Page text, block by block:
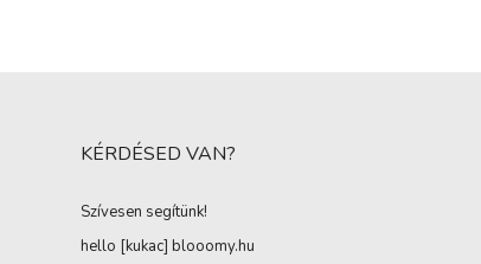
KÉRDÉSED VAN?
Szívesen segítünk!
hello [kukac] blooomy.hu